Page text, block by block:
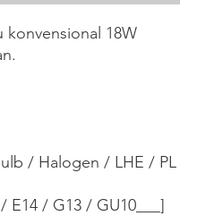
konvensional 18W
/ Halogen / LHE / PL
/ G13 / GU10___]